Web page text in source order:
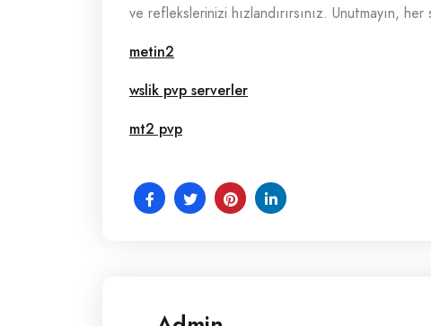
ve reflekslerinizi hızlandırırsınız. Unutmayın,
metin2
wslik pvp serverler
mt2 pvp